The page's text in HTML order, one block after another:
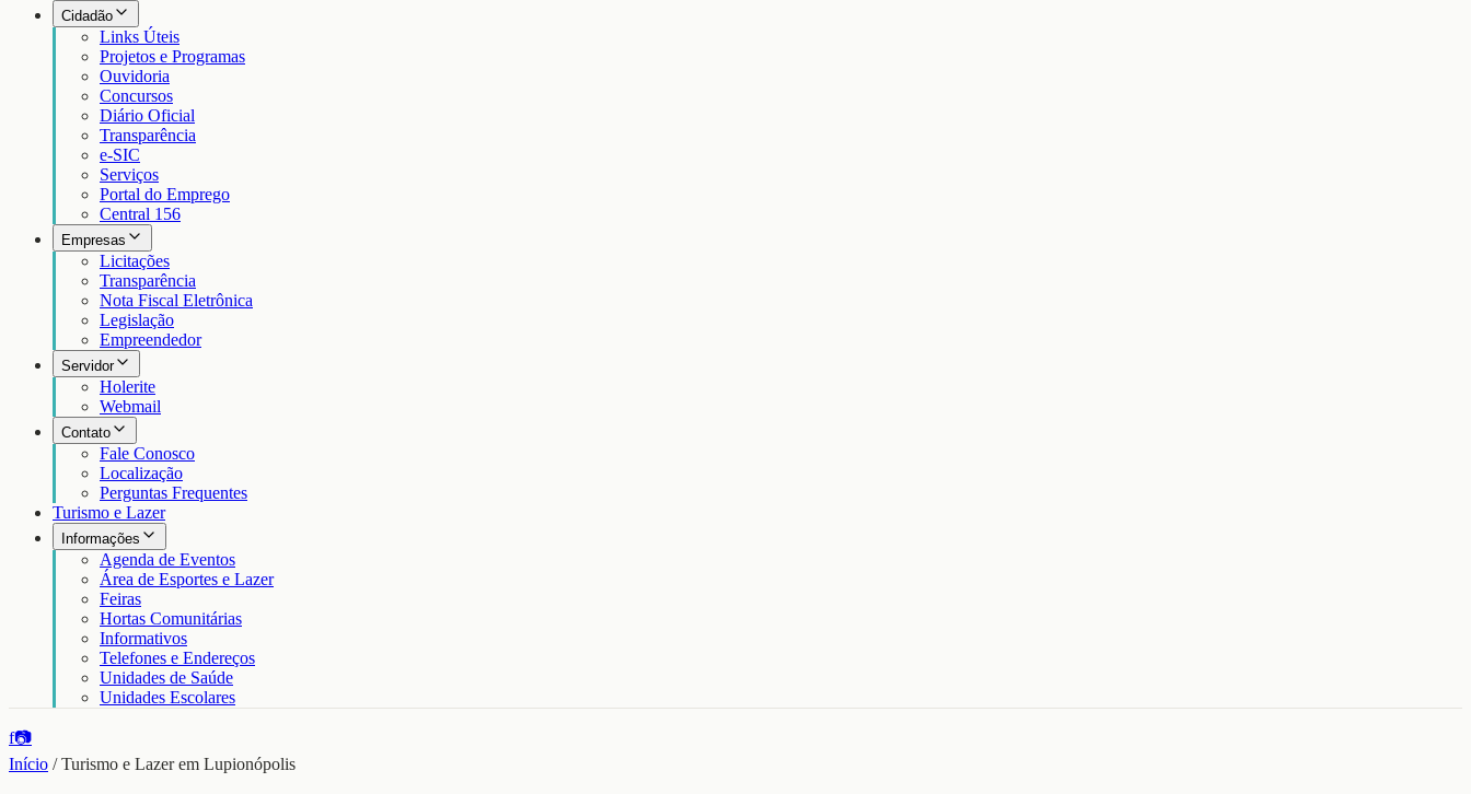
Cidadão
Links Úteis
Projetos e Programas
Ouvidoria
Concursos
Diário Oficial
Transparência
e-SIC
Serviços
Portal do Emprego
Central 156
Empresas
Licitações
Transparência
Nota Fiscal Eletrônica
Legislação
Empreendedor
Servidor
Holerite
Webmail
Contato
Fale Conosco
Localização
Perguntas Frequentes
Turismo e Lazer
Informações
Agenda de Eventos
Área de Esportes e Lazer
Feiras
Hortas Comunitárias
Informativos
Telefones e Endereços
Unidades de Saúde
Unidades Escolares
f📷
Início /Turismo e Lazer em Lupionópolis